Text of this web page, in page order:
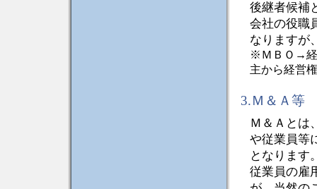
後継者候補
会社の役職
なりますが
※ＭＢＯ→経
主から経営
3.Ｍ＆Ａ等
Ｍ＆Ａとは
や従業員等
となります
従業員の雇